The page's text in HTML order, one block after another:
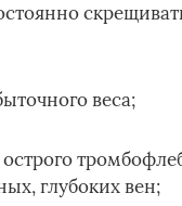
веса;
глубоких вен;